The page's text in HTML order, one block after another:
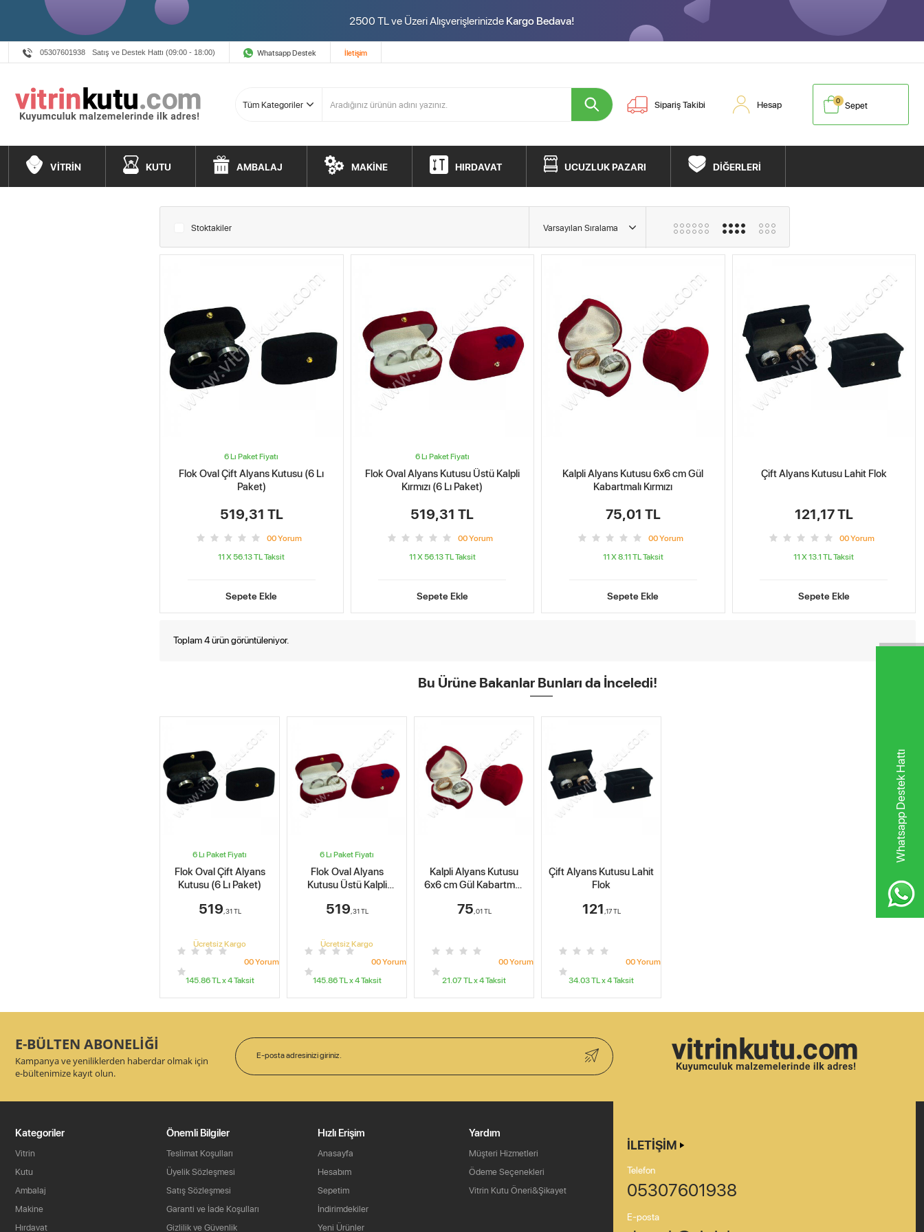
Whatsapp Destek Hattı
2500 TL ve Üzeri AlışverişlerinizdeKargo Bedava!
05307601938 Satış ve Destek Hattı (09:00 - 18:00) Whatsapp Destek İletişim
Sipariş Takibi Hesap Sepet
0
VİTRİN KUTU AMBALAJ MAKİNE HIRDAVAT UCUZLUK PAZARI DİĞERLERİ
Stoktakiler
6 Lı Paket Fiyatı
Flok Oval Çift Alyans Kutusu (6 Lı
Paket)
519,31 TL
00Yorum
11 X 56.13 TLTaksit
Sepete Ekle
6 Lı Paket Fiyatı
Flok Oval Alyans Kutusu Üstü Kalpli
Kırmızı (6 Lı Paket)
519,31 TL
00Yorum
11 X 56.13 TLTaksit
Sepete Ekle
Kalpli Alyans Kutusu 6x6 cm Gül
Kabartmalı Kırmızı
75,01 TL
00Yorum
11 X 8.11 TLTaksit
Sepete Ekle
Çift Alyans Kutusu Lahit Flok
121,17 TL
00Yorum
11 X 13.1 TLTaksit
Sepete Ekle
Toplam 4 ürün görüntüleniyor.
Bu Ürüne Bakanlar Bunları da İnceledi!
6 Lı Paket Fiyatı
Flok Oval Çift Alyans
Kutusu (6 Lı Paket)
519,31TL
Ücretsiz Kargo
00Yorum
145.86TL x4Taksit
6 Lı Paket Fiyatı
Flok Oval Alyans
Kutusu Üstü Kalpli
519,31TL
Ücretsiz Kargo
00Yorum
145.86TL x4Taksit
Kalpli Alyans Kutusu
6x6 cm Gül Kabartmalı
75,01TL
00Yorum
21.07TL x4Taksit
Çift Alyans Kutusu Lahit
Flok
121 ,17TL
00Yorum
34.03TL x4Taksit
E-BÜLTEN ABONELİĞİ
Kampanya ve yeniliklerden haberdar olmak için
e-bültenimize kayıt olun.
Kategoriler
Vitrin
Kutu
Ambalaj
Makine
Hırdavat
Önemli Bilgiler
Teslimat Koşulları
Üyelik Sözleşmesi
Satış Sözleşmesi
Garanti ve İade Koşulları
Gizlilik ve Güvenlik
Hızlı Erişim
Anasayfa
Hesabım
Sepetim
İndirimdekiler
Yeni Ürünler
Yardım
Müşteri Hizmetleri
Ödeme Seçenekleri
Vitrin Kutu Öneri&Şikayet
İLETIŞIM
Telefon
05307601938
E-posta